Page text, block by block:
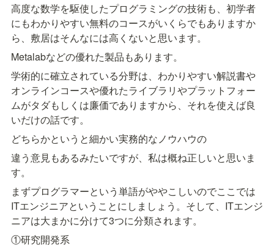
高度な数学を駆使したプログラミングの技術も、初学者
にもわかりやすい無料のコースがいくらでもありますか
ら、敷居はそんなには高くないと思います。
Metalabなどの優れた製品もあります。
学術的に確立されている分野は、わかりやすい解説書や
オンラインコースや優れたライブラリやプラットフォー
ムがタダもしくは廉価でありますから、それを使えば良
いだけの話です。
どちらかというと細かい実務的なノウハウの
違う意見もあるみたいですが、私は概ね正しいと思いま
す。
まずプログラマーという単語がややこしいのでここでは
ITエンジニアということにしましょう。そして、ITエンジ
ニアは大まかに分けて3つに分類されます。
①研究開発系